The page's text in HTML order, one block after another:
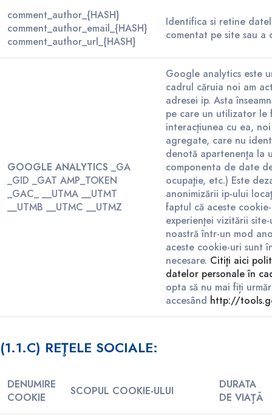
comment_author_{HASH}
comment_author_email_{HASH}
comment_author_url_{HASH}
Identifica si retine
comentat pe site sau
GOOGLE ANALYTICS _GA
_GID _GAT AMP_TOKEN
_GAC_ __UTMA __UTMT
__UTMB __UTMC __UTMZ
Google analytics este
cadrul căruia noi am
adresei ip. Asta
pe care un utilizator le
interacţiunea cu ea,
agregate, care nu
denotă apartenenţa la
componenta de date
ocupaţie, etc.) Este
anonimizării ip-ului
faptul că aceste
experienţei vizitării
noastră într-un mod
aceste cookie-uri sunt
necesare. Citiţi aici
datelor personale în
opta să nu mai fiți
accesând http://
(1.1.C) REŢELE SOCIALE:
DENUMIRE
COOKIE
SCOPUL COOKIE-ULUI
DURATA
DE VIAȚĂ